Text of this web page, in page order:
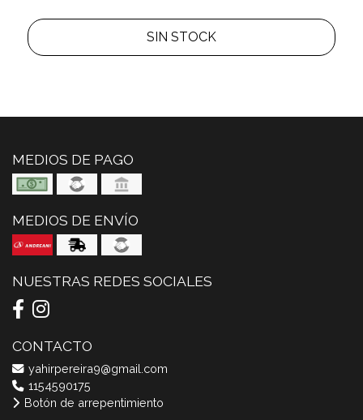
SIN STOCK
MEDIOS DE PAGO
MEDIOS DE ENVÍO
NUESTRAS REDES SOCIALES
CONTACTO
yahirpereira9@gmail.com
1154590175
Botón de arrepentimiento